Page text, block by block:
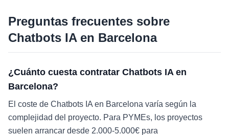
Preguntas frecuentes sobre
Chatbots IAen Barcelona
¿Cuánto cuesta contratar Chatbots IA en
Barcelona?
El coste de Chatbots IA en Barcelona varía según la
complejidad del proyecto. Para PYMEs, los proyectos
suelen arrancar desde 2.000-5.000€ para